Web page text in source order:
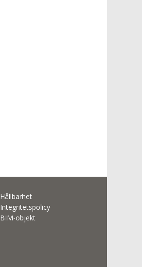
Hållbarhet
Integritetspolicy
BIM-objekt